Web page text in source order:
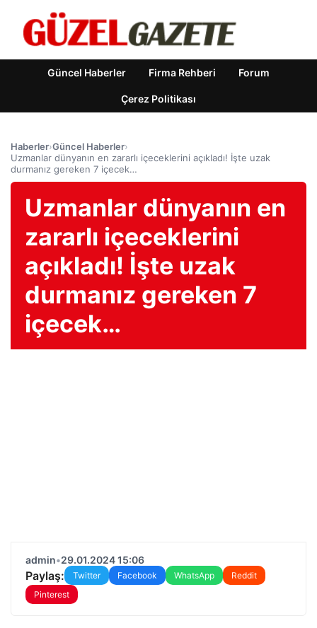
Güncel Haberler Firma Rehberi Forum
Çerez Politikası
Haberler›Güncel Haberler›
Uzmanlar dünyanın en zararlı içeceklerini açıkladı! İşte uzak
durmanız gereken 7 içecek…
Uzmanlar dünyanın en
zararlı içeceklerini
açıkladı! İşte uzak
durmanız gereken 7
içecek…
admin•29.01.2024 15:06
Paylaş: Twitter Facebook WhatsApp
Reddit
Pinterest